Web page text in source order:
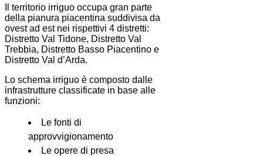
Il territorio irriguo occupa gran parte
della pianura piacentina suddivisa da
ovest ad est nei rispettivi 4 distretti:
Distretto Val Tidone, Distretto Val
Trebbia, Distretto Basso Piacentino e
Distretto Val d’Arda.
Lo schema irriguo è composto dalle
infrastrutture classificate in base alle
funzioni:
Le fonti di
approvvigionamento
Le opere di presa